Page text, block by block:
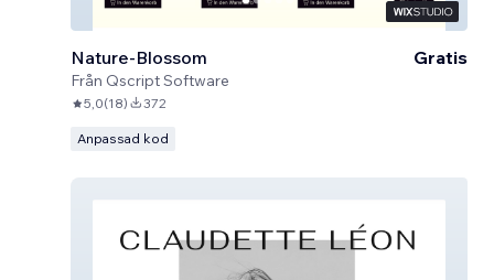
Nature-Blossom
Från Qscript Software
Gratis
5,0(18) 372
Anpassad kod